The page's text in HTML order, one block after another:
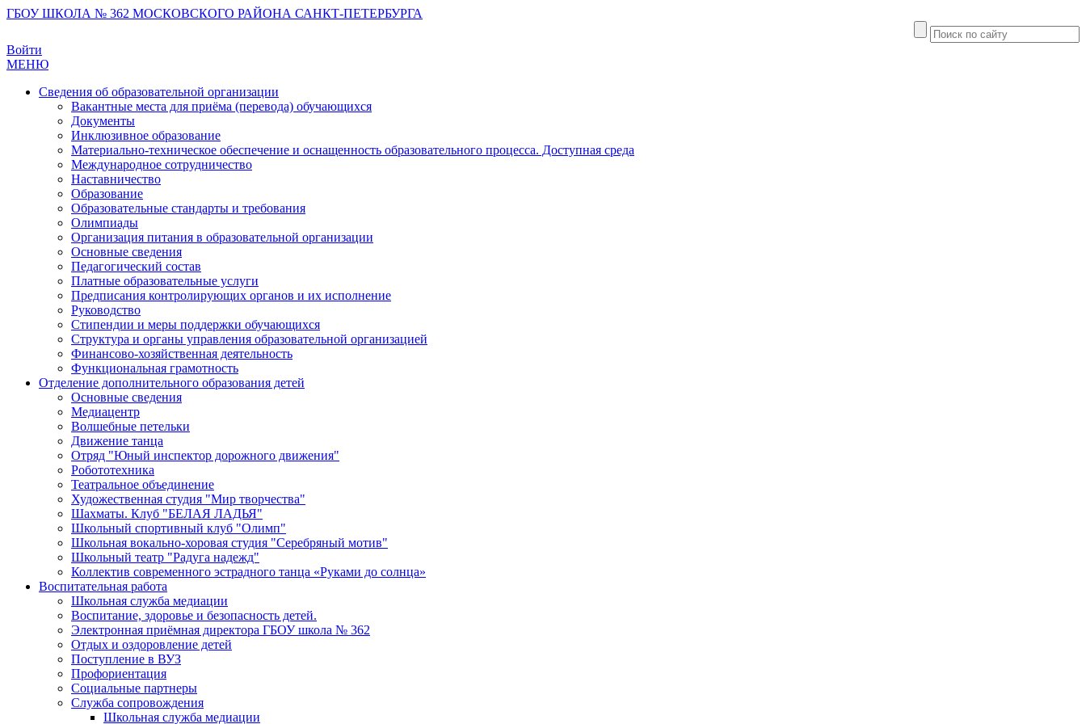
ГБОУ ШКОЛА № 362 МОСКОВСКОГО РАЙОНА САНКТ-ПЕТЕРБУРГА
Войти
МЕНЮ
Сведения об образовательной организации
Вакантные места для приёма (перевода) обучающихся
Документы
Инклюзивное образование
Материально-техническое обеспечение и оснащенность образовательного процесса. Доступная среда
Международное сотрудничество
Наставничество
Образование
Образовательные стандарты и требования
Олимпиады
Организация питания в образовательной организации
Основные сведения
Педагогический состав
Платные образовательные услуги
Предписания контролирующих органов и их исполнение
Руководство
Стипендии и меры поддержки обучающихся
Структура и органы управления образовательной организацией
Финансово-хозяйственная деятельность
Функциональная грамотность
Отделение дополнительного образования детей
Основные сведения
Медиацентр
Волшебные петельки
Движение танца
Отряд "Юный инспектор дорожного движения"
Робототехника
Театральное объединение
Художественная студия "Мир творчества"
Шахматы. Клуб "БЕЛАЯ ЛАДЬЯ"
Школьный спортивный клуб "Олимп"
Школьная вокально-хоровая студия "Серебряный мотив"
Школьный театр "Радуга надежд"
Коллектив современного эстрадного танца «Руками до солнца»
Воспитательная работа
Школьная служба медиации
Воспитание, здоровье и безопасность детей.
Электронная приёмная директора ГБОУ школа № 362
Отдых и оздоровление детей
Поступление в ВУЗ
Профориентация
Социальные партнеры
Служба сопровождения
Школьная служба медиации